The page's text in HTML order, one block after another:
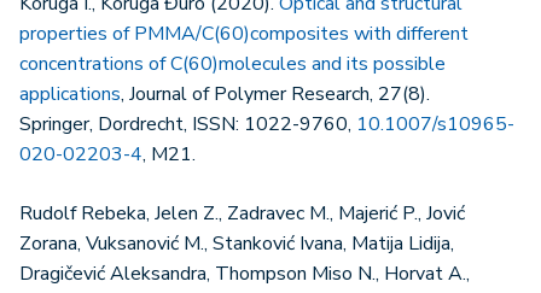
properties of PMMA/C(60)composites with different
concentrations of C(60)molecules and its possible
applications, Journal of Polymer Research, 27(8).
Springer, Dordrecht, ISSN: 1022-9760, 10.1007/s10965-
020-02203-4, M21.
Rudolf Rebeka, Jelen Z., Zadravec M., Majerić P., Jović
Zorana, Vuksanović M., Stanković Ivana, Matija Lidija,
Dragičević Aleksandra, Thompson Miso N., Horvat A.,